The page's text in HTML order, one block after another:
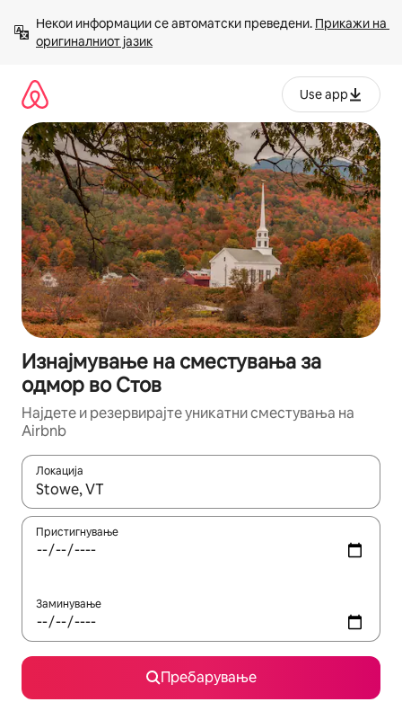
содржина
Некои информации се автоматски преведени. Прикажи на
оригиналниот јазик
Use app
Изнајмување на сместувања за
одмор во Стов
Најдете и резервирајте уникатни сместувања на
Airbnb
Локација
Кога резултатите се достапни, движете се со копчињата
Пристигнување
Заминување
Пребарување